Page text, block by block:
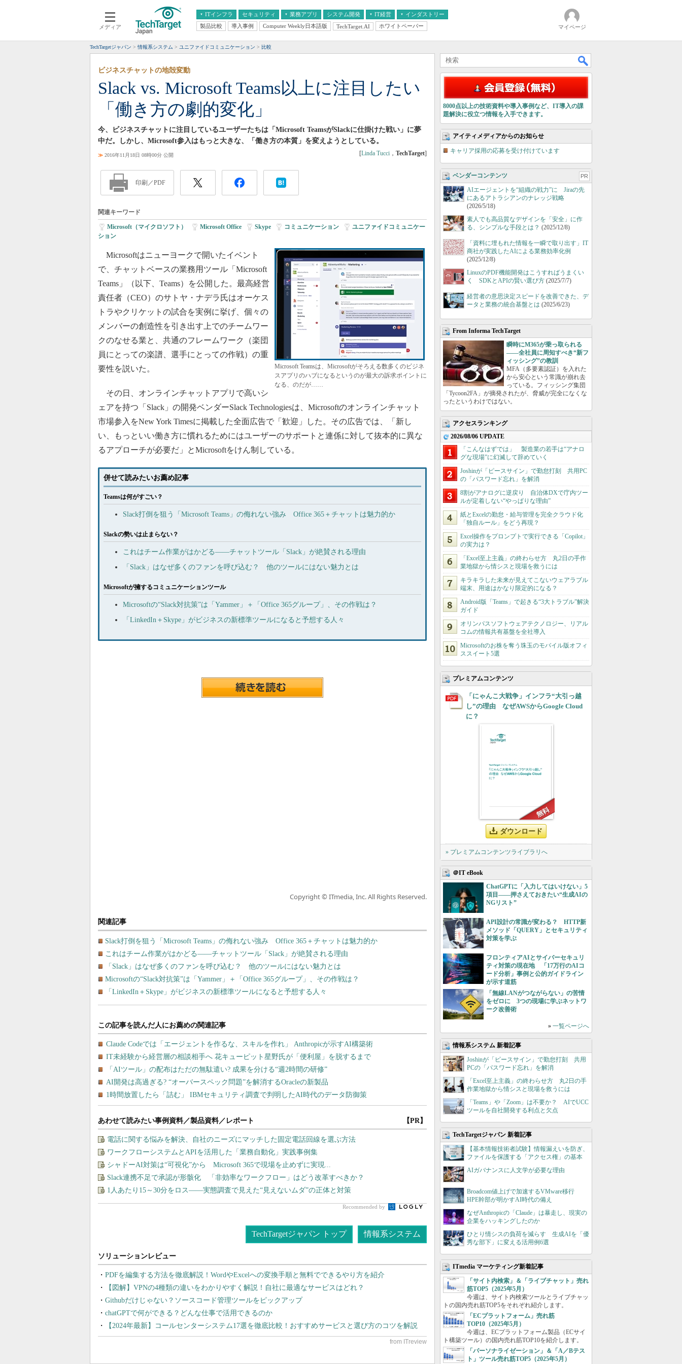
メディア
ITインフラ
クラウド
スマートモバイル
ネットワーク
システム運用管理
セキュリティ 業務アプリ
エンタープライズAI
ERP
CX
情報系システム
システム開発 IT経営
経営とIT
インダストリー
医療IT
製品比較 導入事例 Computer Weekly日本語版 TechTarget.AI ホワイトペーパー マイページ
TechTargetジャパン 情報系システム ユニファイドコミュニケーション 比較
Slack vs. Microsoft Teams以上に注目したい
「働き方の劇的変化」
ビジネスチャットの地殻変動
今、ビジネスチャットに注目しているユーザーたちは「Microsoft TeamsがSlackに仕掛けた戦い」に夢
中だ。しかし、Microsoft参入はもっと大きな、「働き方の本質」を変えようとしている。
≫ 2016年11月18日 08時00分 公開 [Linda Tucci ， TechTarget]
印刷／PDF
関連キーワード
Microsoft（マイクロソフト） Microsoft Office Skype コミュニケーション
ユニファイドコミュニケー
ション
Microsoft Teamsは、Microsoftがそろえる数多くのビジネ
スアプリのハブになるというのが最大の訴求ポイントに
なる、のだが……
Microsoftはニューヨークで開いたイベント
で、チャットベースの業務用ツール「Microsoft
Teams」（以下、Teams）を公開した。最高経営
責任者（CEO）のサトヤ・ナデラ氏はオーケス
トラやクリケットの試合を実例に挙げ、個々の
メンバーの創造性を引き出す上でのチームワー
クのなせる業と、共通のフレームワーク（楽団
員にとっての楽譜、選手にとっての作戦）の重
要性を説いた。
その日、オンラインチャットアプリで高いシ
ェアを持つ「Slack」の開発ベンダーSlack Technologiesは、Microsoftのオンラインチャット
市場参入をNew York Timesに掲載した全面広告で「歓迎」した。その広告では、「新し
い、もっといい働き方に慣れるためにはユーザーのサポートと連係に対して抜本的に異な
るアプローチが必要だ」とMicrosoftをけん制している。
併せて読みたいお薦め記事
Teamsは何がすごい？
Slack打倒を狙う「Microsoft Teams」の侮れない強み Office 365＋チャットは魅力的か
Slackの勢いは止まらない？
これはチーム作業がはかどる――チャットツール「Slack」が絶賛される理由
「Slack」はなぜ多くのファンを呼び込む？ 他のツールにはない魅力とは
Microsoftが擁するコミュニケーションツール
Microsoftの“Slack対抗策”は「Yammer」＋「Office 365グループ」、その作戦は？
「LinkedIn＋Skype」がビジネスの新標準ツールになると予想する人々
Copyright © ITmedia, Inc. All Rights Reserved.
関連記事
Slack打倒を狙う「Microsoft Teams」の侮れない強み Office 365＋チャットは魅力的か
これはチーム作業がはかどる――チャットツール「Slack」が絶賛される理由
「Slack」はなぜ多くのファンを呼び込む？ 他のツールにはない魅力とは
Microsoftの“Slack対抗策”は「Yammer」＋「Office 365グループ」、その作戦は？
「LinkedIn＋Skype」がビジネスの新標準ツールになると予想する人々
あわせて読みたい事例資料／製品資料／レポート 【PR】
電話に関する悩みを解決、自社のニーズにマッチした固定電話回線を選ぶ方法
ワークフローシステムとAPIを活用した「業務自動化」実践事例集
シャドーAI対策は“可視化”から Microsoft 365で現場を止めずに実現...
Slack連携不足で承認が形骸化 「非効率なワークフロー」はどう改革すべきか？
1人あたり15～30分をロス――実態調査で見えた“見えないムダ”の正体と対策
Recommended by
TechTargetジャパン トップ 情報系システム
PDFを編集する方法を徹底解説！WordやExcelへの変換手順と無料でできるやり方を紹介
【図解】VPNの4種類の違いをわかりやすく解説！自社に最適なサービスはどれ？
Githubだけじゃない？ソースコード管理ツールをピックアップ
chatGPTで何ができる？どんな仕事で活用できるのか
【2024年最新】コールセンターシステム17選を徹底比較！おすすめサービスと選び方のコツを解説
8000点以上の技術資料や導入事例など、IT導入の課
題解決に役立つ情報を入手できます。
アイティメディアからのお知らせ
キャリア採用の応募を受け付けています
ベンダーコンテンツ PR
AIエージェントを“組織の戦力”に Jiraの先
にあるアトラシアンのナレッジ戦略
(2026/5/18)
素人でも高品質なデザインを「安全」に作
る、シンプルな手段とは？ (2025/12/8)
「資料に埋もれた情報を一瞬で取り出す」IT
商社が実践したAIによる業務効率化例
(2025/12/8)
LinuxのPDF機能開発はこうすればうまくい
く SDKとAPIの賢い選び方 (2025/7/7)
経営者の意思決定スピードを改善できた、デ
ータと業務の統合基盤とは (2025/6/23)
From Informa TechTarget
瞬時にM365が乗っ取られる
――全社員に周知すべき“新フ
ィッシング”の教訓
MFA（多要素認証）を入れた
から安心という常識が崩れ去
っている。フィッシング集団
「Tycoon2FA」が摘発されたが、脅威が完全になくな
ったというわけではない。
アクセスランキング
2026/08/06 UPDATE
「こんなはずでは」 製造業の若手は“アナロ
グな現場”に幻滅して辞めていく
Joshinが「ピースサイン」で勤怠打刻 共用PC
の「パスワード忘れ」を解消
8割がアナログに逆戻り 自治体DXで庁内ツー
ルが定着しない“やっぱりな理由”
紙とExcelの勤怠・給与管理を完全クラウド化
「独自ルール」をどう再現？
Excel操作をプロンプトで実行できる「Copilot」
の実力は？
「Excel至上主義」の終わらせ方 丸2日の手作
業地獄から情シスと現場を救うには
キラキラした未来が見えてこないウェアラブル
端末、用途はかなり限定的になる？
Android版「Teams」で起きる“3大トラブル”解決
ガイド
オリンパスソフトウェアテクノロジー、リアル
コムの情報共有基盤を全社導入
Microsoftのお株を奪う珠玉のモバイル版オフィ
ススイート5選
プレミアムコンテンツ
「にゃんこ大戦争」インフラ“大引っ越
し”の理由 なぜAWSからGoogle Cloud
に？
ダウンロード
» プレミアムコンテンツライブラリへ
＠IT eBook
ChatGPTに「入力してはいけない」5
項目――押さえておきたい“生成AIの
NGリスト”
API設計の常識が変わる？ HTTP新
メソッド「QUERY」とセキュリティ
対策を学ぶ
フロンティアAIとサイバーセキュリ
ティ対策の現在地 「17万行のAIコ
ード分析」事例と公的ガイドライン
が示す道筋
「無線LANがつながらない」の苦情
をゼロに 3つの現場に学ぶネットワ
ーク改善術
» 一覧ページへ
情報系システム 新着記事
Joshinが「ピースサイン」で勤怠打刻 共用
PCの「パスワード忘れ」を解消
「Excel至上主義」の終わらせ方 丸2日の手
作業地獄から情シスと現場を救うには
「Teams」や「Zoom」は不要か？ AIでUCC
ツールを自社開発する利点と欠点
TechTargetジャパン 新着記事
【基本情報技術者試験】情報漏えいを防ぎ、
ファイルを保護する「アクセス権」の基本
AIガバナンスに人文学が必要な理由
Broadcom値上げで加速するVMware移行
HPE幹部が明かすAI時代の備え
なぜAnthropicの「Claude」は暴走し、現実の
企業をハッキングしたのか
ひとり情シスの負荷を減らす 生成AIを「優
秀な部下」に変える活用例6選
ITmedia マーケティング新着記事
「サイト内検索」＆「ライブチャット」売れ
筋TOP5（2025年5月）
今週は、サイト内検索ツールとライブチャッ
トの国内売れ筋TOP5をそれぞれ紹介します。
「ECプラットフォーム」売れ筋
TOP10（2025年5月）
今週は、ECプラットフォーム製品（ECサイ
ト構築ツール）の国内売れ筋TOP10を紹介します。
「パーソナライゼーション」＆「A／Bテス
ト」ツール売れ筋TOP5（2025年5月）